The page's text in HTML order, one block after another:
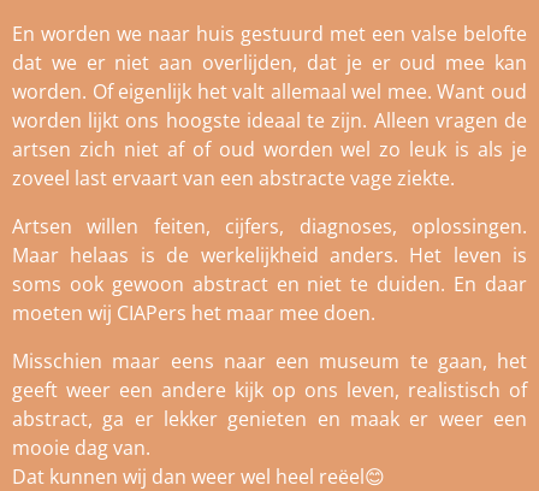
En worden we naar huis gestuurd met een valse belofte
dat we er niet aan overlijden, dat je er oud mee kan
worden. Of eigenlijk het valt allemaal wel mee. Want oud
worden lijkt ons hoogste ideaal te zijn. Alleen vragen de
artsen zich niet af of oud worden wel zo leuk is als je
zoveel last ervaart van een abstracte vage ziekte.
Artsen willen feiten, cijfers, diagnoses, oplossingen.
Maar helaas is de werkelijkheid anders. Het leven is
soms ook gewoon abstract en niet te duiden. En daar
moeten wij CIAPers het maar mee doen.
Misschien maar eens naar een museum te gaan, het
geeft weer een andere kijk op ons leven, realistisch of
abstract, ga er lekker genieten en maak er weer een
mooie dag van.
Dat kunnen wij dan weer wel heel reëel😊